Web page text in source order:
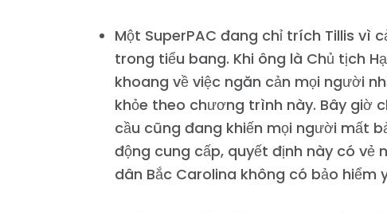
Một SuperPAC đang chỉ trích Tillis vì
trong tiểu bang. Khi ông là Chủ tịch
khoang về việc ngăn cản mọi người
khỏe theo chương trình này. Bây giờ
cầu cũng đang khiến mọi người mất
động cung cấp, quyết định này có vẻ
dân Bắc Carolina không có bảo hiểm